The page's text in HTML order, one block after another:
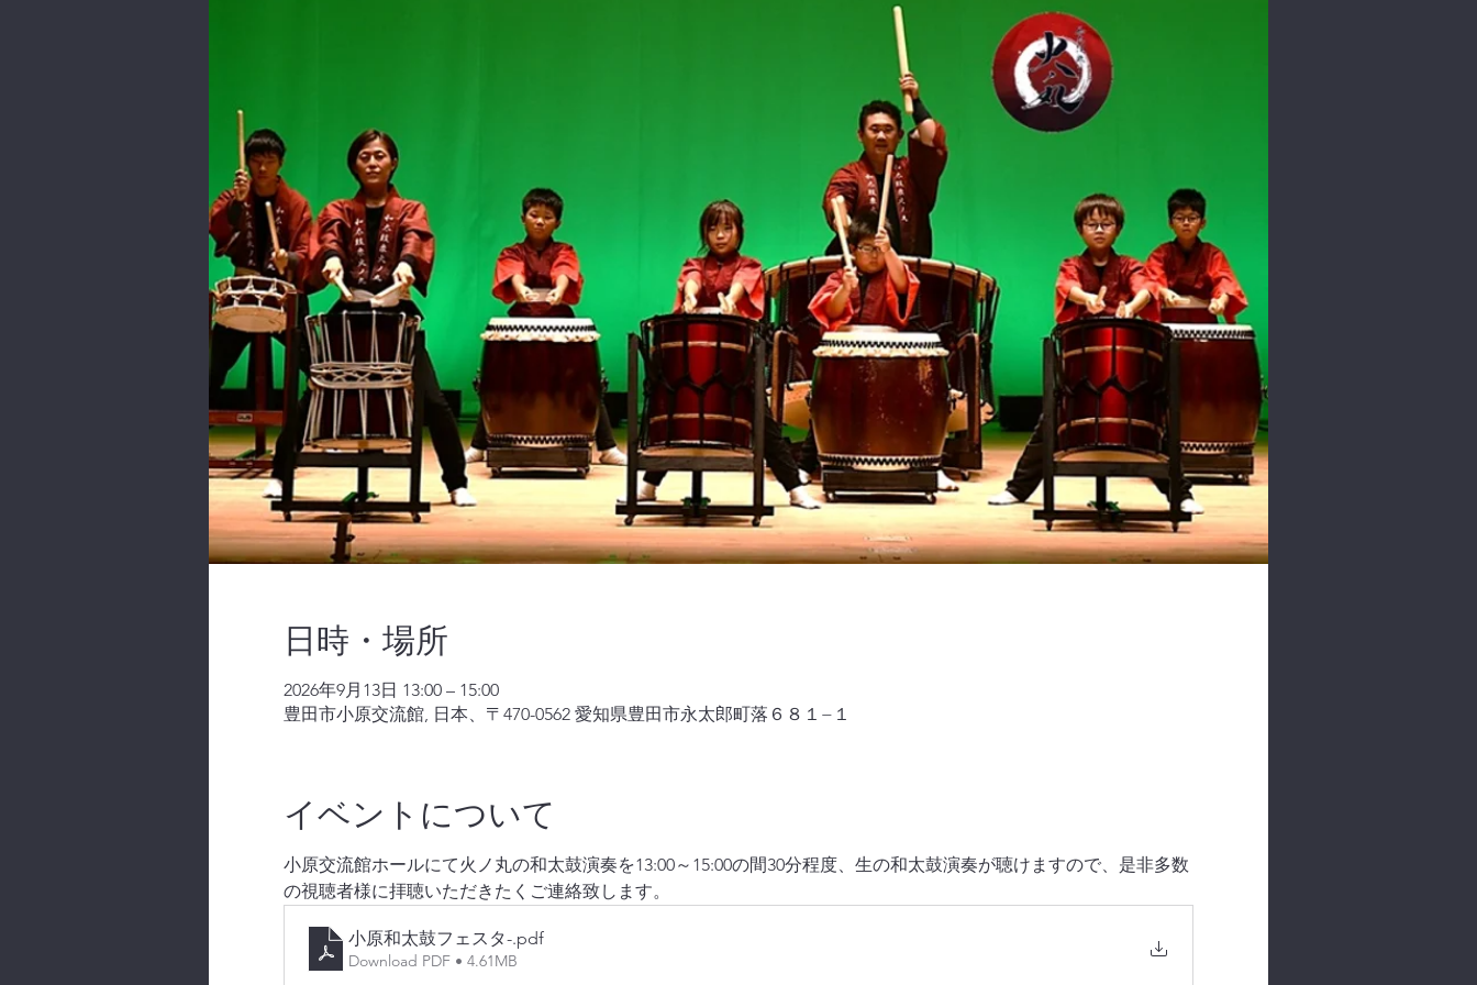
日時・場所
2026年9月13日 13:00 – 15:00
豊田市小原交流館, 日本、〒470-0562 愛知県豊田市永太郎町落６８１−１
イベントについて
小原交流館ホールにて火ノ丸の和太鼓演奏を13:00～15:00の間30分程度、生の和太鼓演奏が聴けますので、是非多数
の視聴者様に拝聴いただきたくご連絡致します。
小原和太鼓フェスタ-.pdf
Download PDF • 4.61MB